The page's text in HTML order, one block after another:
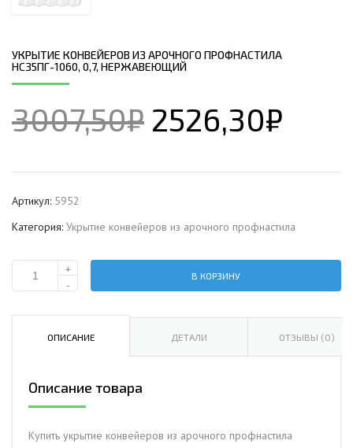
УКРЫТИЕ КОНВЕЙЕРОВ ИЗ АРОЧНОГО ПРОФНАСТИЛА
НС35ПГ-1060, 0,7, НЕРЖАВЕЮЩИЙ
3007,50₽ 2526,30₽
Артикул: 5952
Категория: Укрытие конвейеров из арочного профнастила
Количество
конвейеров
НС35ПГ-1060,
+
-
В КОРЗИНУ
ОПИСАНИЕ ДЕТАЛИ ОТЗЫВЫ (0)
Описание товара
Купить укрытие конвейеров из арочного профнастила